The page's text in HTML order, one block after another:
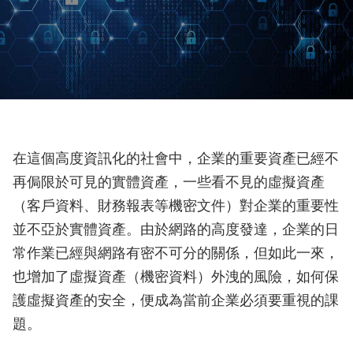
在這個高度資訊化的社會中，企業的重要資產已經不
再侷限於可見的實體資產，一些看不見的虛擬資產
（客戶資料、財務報表等機密文件）對企業的重要性
並不亞於實體資產。由於網路的高度發達，企業的日
常作業已經與網路有密不可分的關係，但如此一來，
也增加了虛擬資產（機密資料）外洩的風險，如何保
護虛擬資產的安全，便成為當前企業必須要重視的課
題。